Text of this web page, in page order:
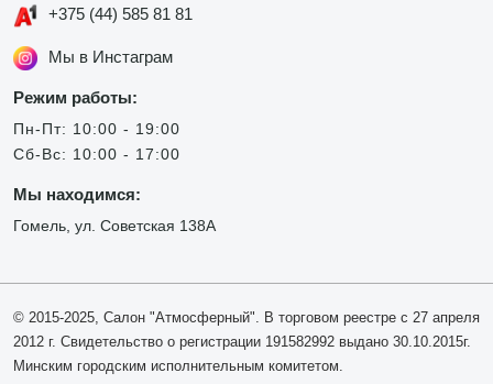
+375 (44) 585 81 81
Мы в Инстаграм
Режим работы:
Пн-Пт: 10:00 - 19:00
Сб-Вс: 10:00 - 17:00
Мы находимся:
Гомель, ул. Советская 138А
© 2015-2025, Салон "Атмосферный". В торговом реестре с 27 апреля
2012 г. Свидетельство о регистрации 191582992 выдано 30.10.2015г.
Минским городским исполнительным комитетом.